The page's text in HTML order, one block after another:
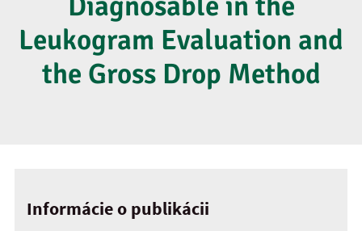
Leukogram Evaluation and
the Gross Drop Method
Informácie o publikácii